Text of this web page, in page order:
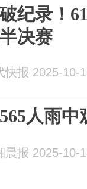
纪录！
决赛
快报 2025-10-
人雨
晨报 2025-10-